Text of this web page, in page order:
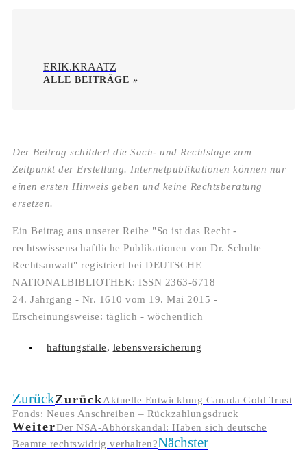
ERIK.KRAATZ
ALLE BEITRÄGE »
Der Beitrag schildert die Sach- und Rechtslage zum
Zeitpunkt der Erstellung. Internetpublikationen können nur
einen ersten Hinweis geben und keine Rechtsberatung
ersetzen.
Ein Beitrag aus unserer Reihe "So ist das Recht -
rechtswissenschaftliche Publikationen von Dr. Schulte
Rechtsanwalt" registriert bei DEUTSCHE
NATIONALBIBLIOTHEK: ISSN 2363-6718
24. Jahrgang - Nr. 1610 vom 19. Mai 2015 -
Erscheinungsweise: täglich - wöchentlich
haftungsfalle, lebensversicherung
ZurückZurückAktuelle Entwicklung Canada Gold Trust
Fonds: Neues Anschreiben – Rückzahlungsdruck
WeiterDer NSA-Abhörskandal: Haben sich deutsche
Beamte rechtswidrig verhalten?Nächster